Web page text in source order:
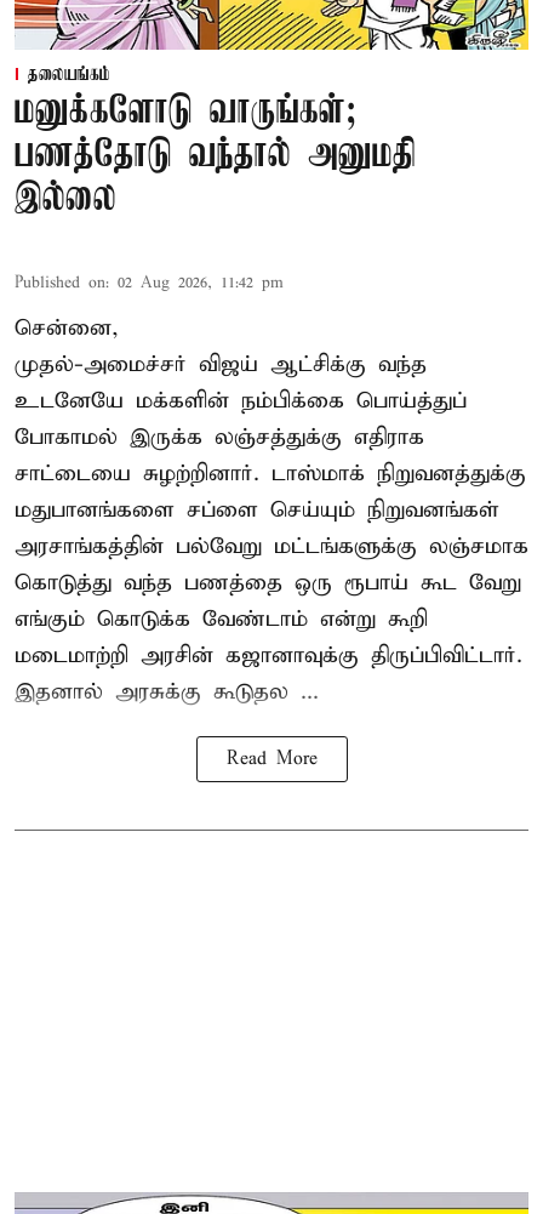
தலையங்கம்
மனுக்களோடு வாருங்கள்;
பணத்தோடு வந்தால் அனுமதி
இல்லை
Published on: 02 Aug 2026, 11:42 pm
சென்னை,
முதல்-அமைச்சர் விஜய் ஆட்சிக்கு வந்த
உடனேயே மக்களின் நம்பிக்கை பொய்த்துப்
போகாமல் இருக்க லஞ்சத்துக்கு எதிராக
சாட்டையை சுழற்றினார். டாஸ்மாக் நிறுவனத்துக்கு
மதுபானங்களை சப்ளை செய்யும் நிறுவனங்கள்
அரசாங்கத்தின் பல்வேறு மட்டங்களுக்கு லஞ்சமாக
கொடுத்து வந்த பணத்தை ஒரு ரூபாய் கூட வேறு
எங்கும் கொடுக்க வேண்டாம் என்று கூறி
மடைமாற்றி அரசின் கஜானாவுக்கு திருப்பிவிட்டார்.
இதனால் அரசுக்கு கூடுதல ...
Read More